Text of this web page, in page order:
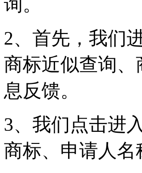
2、首先，我们
商标近似查询
息反馈。
3、我们点击进
商标、申请人